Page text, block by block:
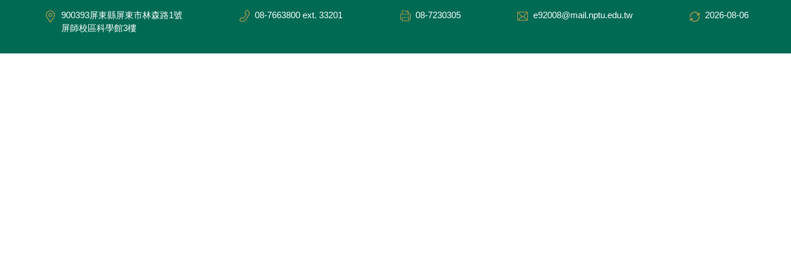
900393屏東縣屏東市林森路1號
屏師校區科學館3樓
08-7663800 ext. 33201 08-7230305 e92008@mail.nptu.edu.tw 2026-08-06